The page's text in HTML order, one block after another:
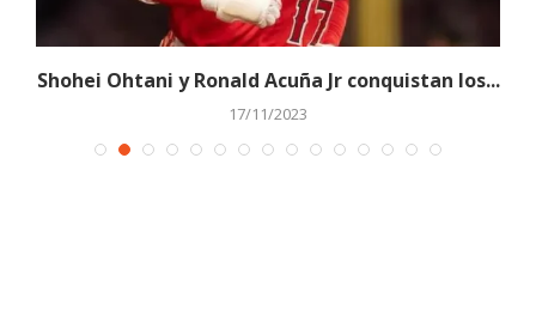
Shohei Ohtani y Ronald Acuña Jr conquistan los...
17/11/2023